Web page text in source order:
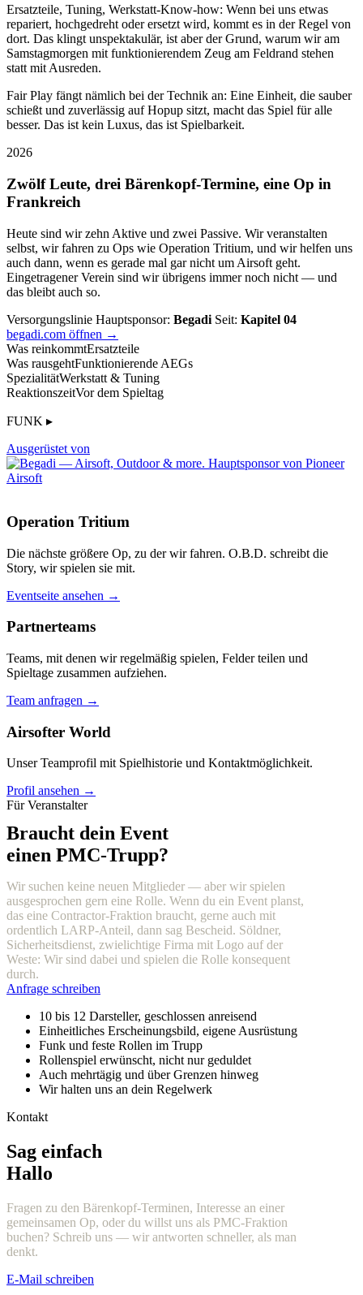
Ersatzteile, Tuning, Werkstatt-Know-how: Wenn bei uns etwas
repariert, hochgedreht oder ersetzt wird, kommt es in der Regel von
dort. Das klingt unspektakulär, ist aber der Grund, warum wir am
Samstagmorgen mit funktionierendem Zeug am Feldrand stehen
statt mit Ausreden.
Fair Play fängt nämlich bei der Technik an: Eine Einheit, die sauber
schießt und zuverlässig auf Hopup sitzt, macht das Spiel für alle
besser. Das ist kein Luxus, das ist Spielbarkeit.
2026
Zwölf Leute, drei Bärenkopf-Termine, eine Op in
Frankreich
Heute sind wir zehn Aktive und zwei Passive. Wir veranstalten
selbst, wir fahren zu Ops wie Operation Tritium, und wir helfen uns
auch dann, wenn es gerade mal gar nicht um Airsoft geht.
Eingetragener Verein sind wir übrigens immer noch nicht — und
das bleibt auch so.
Versorgungslinie Hauptsponsor: Begadi Seit: Kapitel 04
begadi.com öffnen →
Was reinkommtErsatzteile
Was rausgehtFunktionierende AEGs
SpezialitätWerkstatt & Tuning
ReaktionszeitVor dem Spieltag
FUNK ▸
Ausgerüstet von
Operation Tritium
Die nächste größere Op, zu der wir fahren. O.B.D. schreibt die
Story, wir spielen sie mit.
Eventseite ansehen →
Partnerteams
Teams, mit denen wir regelmäßig spielen, Felder teilen und
Spieltage zusammen aufziehen.
Team anfragen →
Airsofter World
Unser Teamprofil mit Spielhistorie und Kontaktmöglichkeit.
Profil ansehen →
Für Veranstalter
Braucht dein Event
einen PMC-Trupp?
Wir suchen keine neuen Mitglieder — aber wir spielen
ausgesprochen gern eine Rolle. Wenn du ein Event planst,
das eine Contractor-Fraktion braucht, gerne auch mit
ordentlich LARP-Anteil, dann sag Bescheid. Söldner,
Sicherheitsdienst, zwielichtige Firma mit Logo auf der
Weste: Wir sind dabei und spielen die Rolle konsequent
durch.
Anfrage schreiben
10 bis 12 Darsteller, geschlossen anreisend
Einheitliches Erscheinungsbild, eigene Ausrüstung
Funk und feste Rollen im Trupp
Rollenspiel erwünscht, nicht nur geduldet
Auch mehrtägig und über Grenzen hinweg
Wir halten uns an dein Regelwerk
Kontakt
Sag einfach
Hallo
Fragen zu den Bärenkopf-Terminen, Interesse an einer
gemeinsamen Op, oder du willst uns als PMC-Fraktion
buchen? Schreib uns — wir antworten schneller, als man
denkt.
E-Mail schreiben